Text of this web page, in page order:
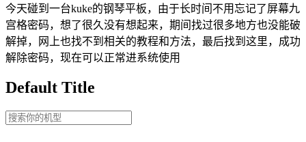
今天碰到一台kuke的钢琴平板，由于长时间不用忘记了屏幕九
宫格密码，想了很久没有想起来，期间找过很多地方也没能破
解掉，网上也找不到相关的教程和方法，最后找到这里，成功
解除密码，现在可以正常进系统使用
Default Title